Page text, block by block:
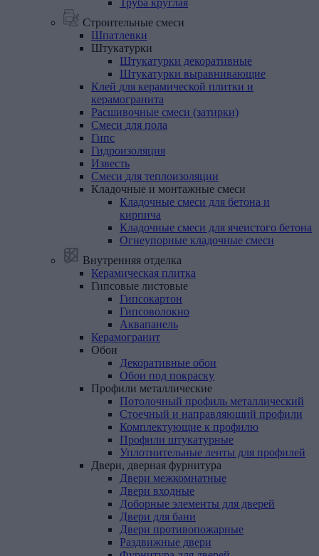
Труба круглая
Строительные смеси
Шпатлевки
Штукатурки
Штукатурки декоративные
Штукатурки выравнивающие
Клей для керамической плитки и
керамогранита
Расшивочные смеси (затирки)
Смеси для пола
Гипс
Гидроизоляция
Известь
Смеси для теплоизоляции
Кладочные и монтажные смеси
Кладочные смеси для бетона и
кирпича
Кладочные смеси для ячеистого бетона
Огнеупорные кладочные смеси
Внутренняя отделка
Керамическая плитка
Гипсовые листовые
Гипсокартон
Гипсоволокно
Аквапанель
Керамогранит
Обои
Декоративные обои
Обои под покраску
Профили металлические
Потолочный профиль металлический
Стоечный и направляющий профили
Комплектующие к профилю
Профили штукатурные
Уплотнительные ленты для профилей
Двери, дверная фурнитура
Двери межкомнатные
Двери входные
Доборные элементы для дверей
Двери для бани
Двери противопожарные
Раздвижные двери